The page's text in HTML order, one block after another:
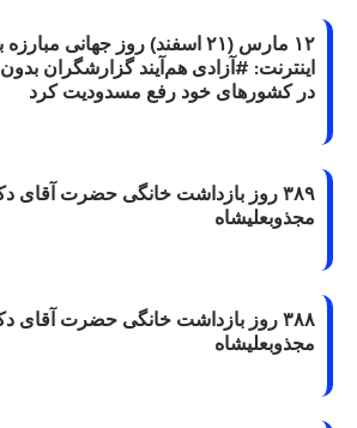
۱۲ مارس (۲۱ اسفند) روز جهانی
در کشورهای خود رفع مسدودیت کرد
۳۸۹ روز بازداشت خانگی حضرت آقای
مجذوبعلیشاه
۳۸۸ روز بازداشت خانگی حضرت آقای
مجذوبعلیشاه